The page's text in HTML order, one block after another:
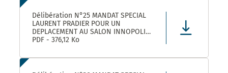
Délibération N°25 MANDAT SPECIAL
LAURENT PRADIER POUR UN
DEPLACEMENT AU SALON INNOPOLIS
A PARIS
PDF - 376,12 Ko